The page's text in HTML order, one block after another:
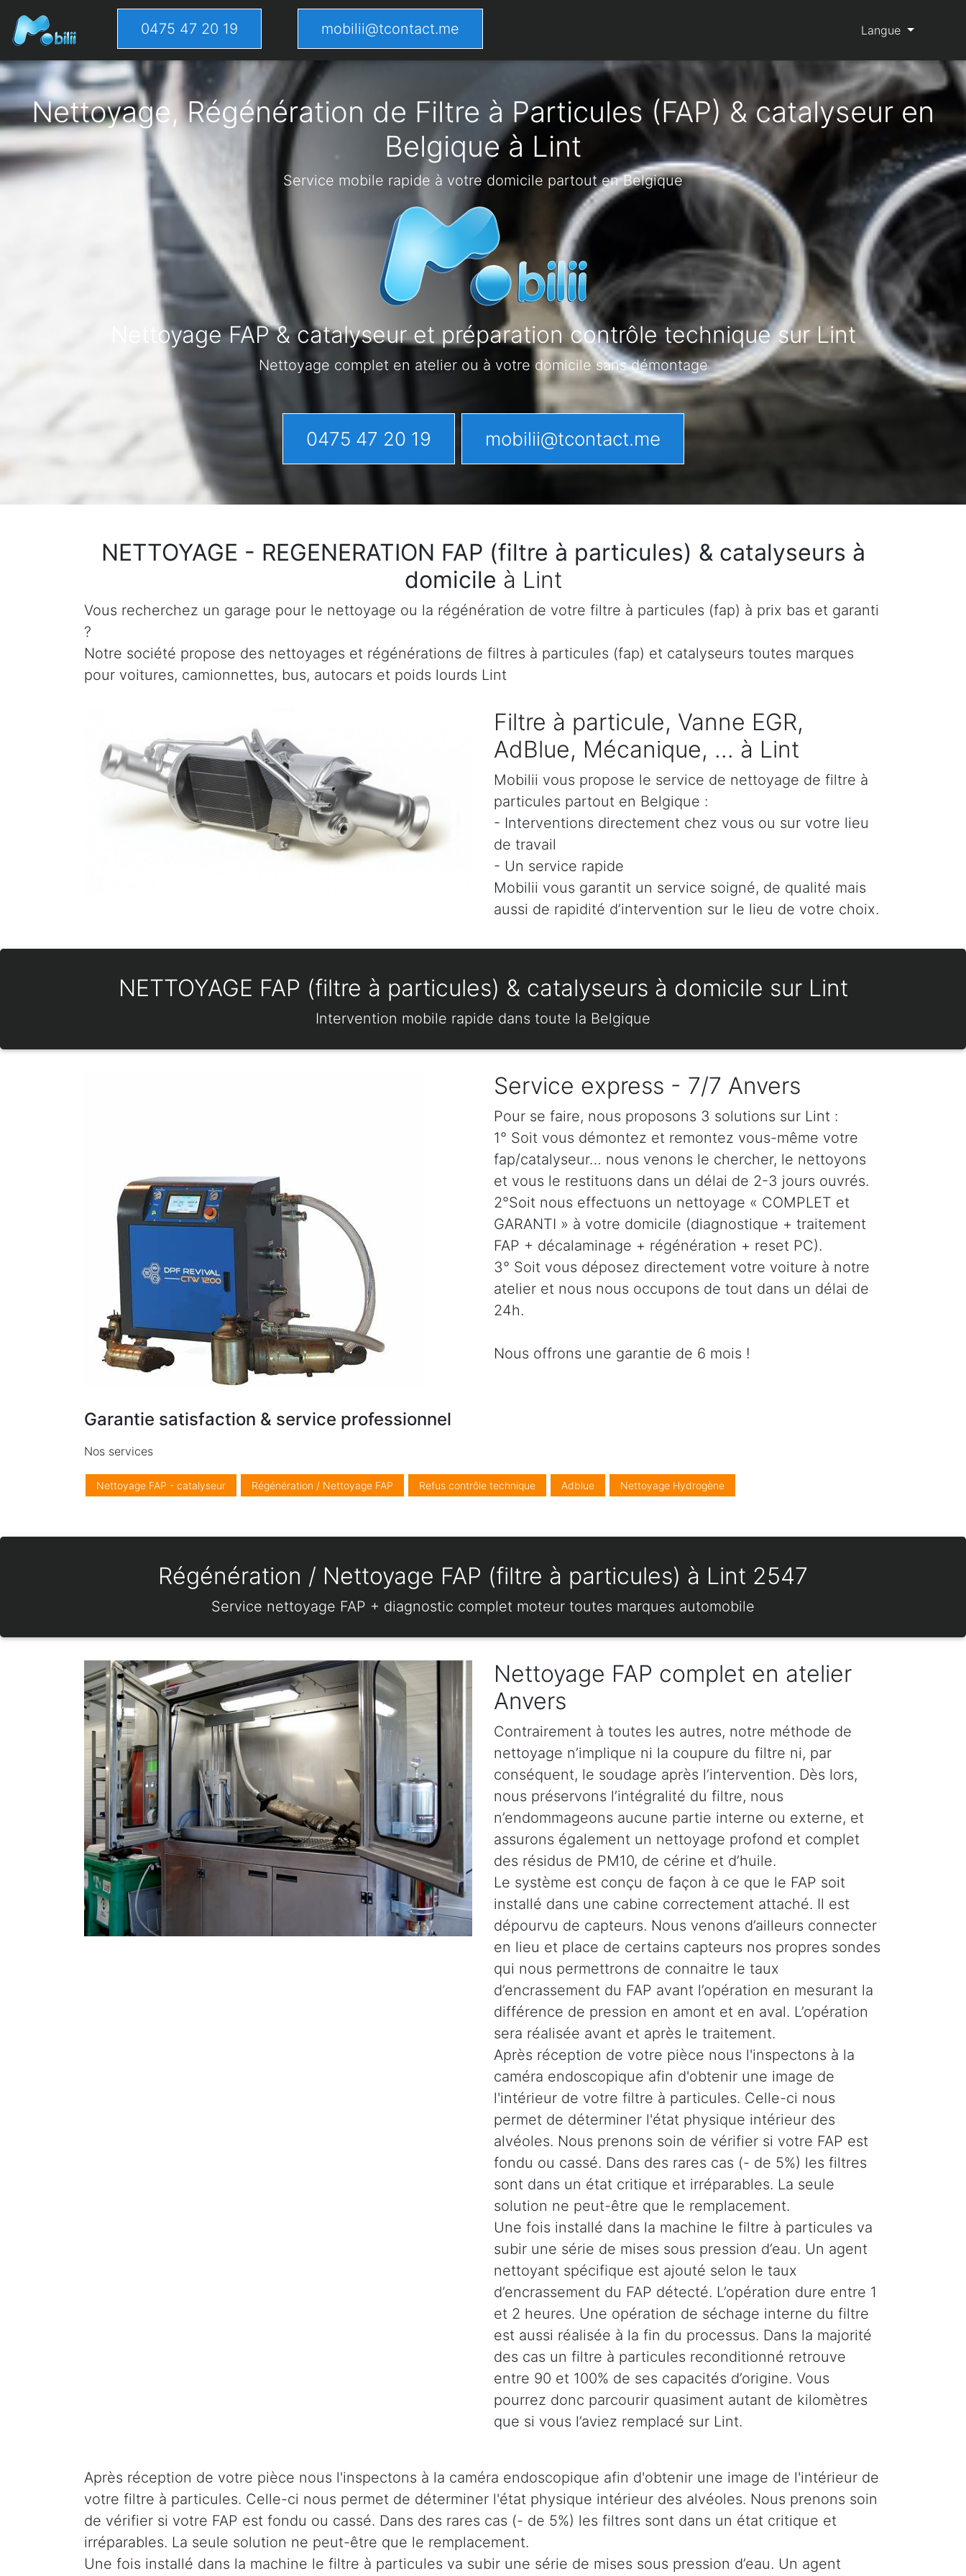
0475 47 20 19 mobilii@tcontact.me Langue
Nettoyage, Régénération de Filtre à Particules (FAP) & catalyseur en
Belgique à Lint
Service mobile rapide à votre domicile partout en Belgique
Nettoyage FAP & catalyseur et préparation contrôle technique sur Lint
Nettoyage complet en atelier ou à votre domicile sans démontage
0475 47 20 19 mobilii@tcontact.me
NETTOYAGE - REGENERATION FAP (filtre à particules) & catalyseurs à
domicile à Lint
Vous recherchez un garage pour le nettoyage ou la régénération de votre filtre à particules (fap) à prix bas et garanti
?
Notre société propose des nettoyages et régénérations de filtres à particules (fap) et catalyseurs toutes marques
pour voitures, camionnettes, bus, autocars et poids lourds Lint
Filtre à particule, Vanne EGR,
AdBlue, Mécanique, ... à Lint
Mobilii vous propose le service de nettoyage de filtre à
particules partout en Belgique :
- Interventions directement chez vous ou sur votre lieu
de travail
- Un service rapide
Mobilii vous garantit un service soigné, de qualité mais
aussi de rapidité d’intervention sur le lieu de votre choix.
NETTOYAGE FAP (filtre à particules) & catalyseurs à domicile sur Lint
Intervention mobile rapide dans toute la Belgique
Service express - 7/7 Anvers
Pour se faire, nous proposons 3 solutions sur Lint :
1° Soit vous démontez et remontez vous-même votre
fap/catalyseur… nous venons le chercher, le nettoyons
et vous le restituons dans un délai de 2-3 jours ouvrés.
2°Soit nous effectuons un nettoyage « COMPLET et
GARANTI » à votre domicile (diagnostique + traitement
FAP + décalaminage + régénération + reset PC).
3° Soit vous déposez directement votre voiture à notre
atelier et nous nous occupons de tout dans un délai de
24h.
Nous offrons une garantie de 6 mois !
Garantie satisfaction & service professionnel
Nos services
Nettoyage FAP - catalyseur Régénération / Nettoyage FAP Refus contrôle technique Adblue Nettoyage Hydrogène
Régénération / Nettoyage FAP (filtre à particules) à Lint 2547
Service nettoyage FAP + diagnostic complet moteur toutes marques automobile
Nettoyage FAP complet en atelier
Anvers
Contrairement à toutes les autres, notre méthode de
nettoyage n’implique ni la coupure du filtre ni, par
conséquent, le soudage après l’intervention. Dès lors,
nous préservons l’intégralité du filtre, nous
n’endommageons aucune partie interne ou externe, et
assurons également un nettoyage profond et complet
des résidus de PM10, de cérine et d’huile.
Le système est conçu de façon à ce que le FAP soit
installé dans une cabine correctement attaché. Il est
dépourvu de capteurs. Nous venons d’ailleurs connecter
en lieu et place de certains capteurs nos propres sondes
qui nous permettrons de connaitre le taux
d’encrassement du FAP avant l’opération en mesurant la
différence de pression en amont et en aval. L’opération
sera réalisée avant et après le traitement.
Après réception de votre pièce nous l'inspectons à la
caméra endoscopique afin d'obtenir une image de
l'intérieur de votre filtre à particules. Celle-ci nous
permet de déterminer l'état physique intérieur des
alvéoles. Nous prenons soin de vérifier si votre FAP est
fondu ou cassé. Dans des rares cas (- de 5%) les filtres
sont dans un état critique et irréparables. La seule
solution ne peut-être que le remplacement.
Une fois installé dans la machine le filtre à particules va
subir une série de mises sous pression d’eau. Un agent
nettoyant spécifique est ajouté selon le taux
d’encrassement du FAP détecté. L’opération dure entre 1
et 2 heures. Une opération de séchage interne du filtre
est aussi réalisée à la fin du processus. Dans la majorité
des cas un filtre à particules reconditionné retrouve
entre 90 et 100% de ses capacités d’origine. Vous
pourrez donc parcourir quasiment autant de kilomètres
que si vous l’aviez remplacé sur Lint.
Après réception de votre pièce nous l'inspectons à la caméra endoscopique afin d'obtenir une image de l'intérieur de
votre filtre à particules. Celle-ci nous permet de déterminer l'état physique intérieur des alvéoles. Nous prenons soin
de vérifier si votre FAP est fondu ou cassé. Dans des rares cas (- de 5%) les filtres sont dans un état critique et
irréparables. La seule solution ne peut-être que le remplacement.
Une fois installé dans la machine le filtre à particules va subir une série de mises sous pression d’eau. Un agent